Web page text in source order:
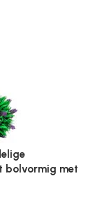
60x45x100